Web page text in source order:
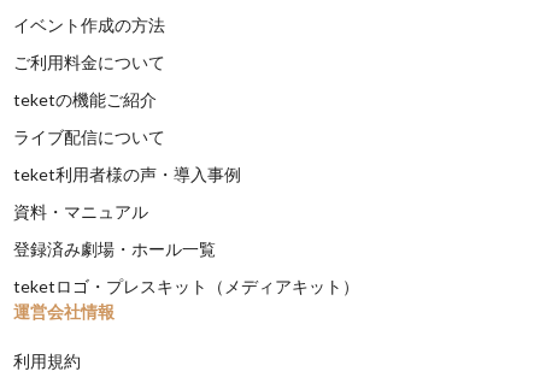
イベント作成の方法
ご利用料金について
teketの機能ご紹介
ライブ配信について
teket利用者様の声・導入事例
資料・マニュアル
登録済み劇場・ホール一覧
teketロゴ・プレスキット（メディアキット）
運営会社情報
利用規約